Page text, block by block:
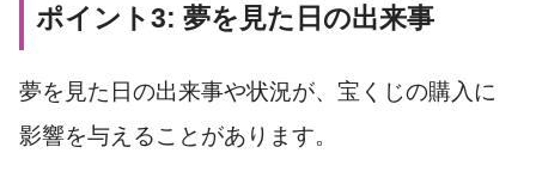
ポイント3: 夢を見た日の出来事
夢を見た日の出来事や状況が、宝くじの購入に
影響を与えることがあります。